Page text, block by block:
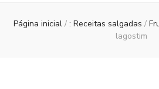
Página inicial / : Receitas salgadas /
lagostim